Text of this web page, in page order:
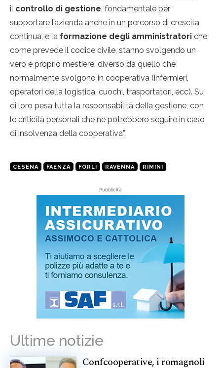
il controllo di gestione , fondamentale per
supportare l’azienda anche in un percorso di crescita
continua, e la formazione degli amministratori che,
come prevede il codice civile, stanno svolgendo un
vero e proprio mestiere, diverso da quello che
normalmente svolgono in cooperativa (infermieri,
operatori della logistica, cuochi, trasportatori, ecc). Su
di loro pesa tutta la responsabilità della gestione, con
le criticità personali che ne potrebbero seguire in caso
di insolvenza della cooperativa”.
CESENA FAENZA FORLÌ RAVENNA RIMINI
Pubblicità
Ultime notizie
Confcooperative, i romagnoli